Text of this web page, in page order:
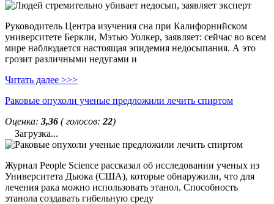
Руководитель Центра изучения сна при Калифорнийском
университете Беркли, Мэтью Уолкер, заявляет: сейчас во всем
мире наблюдается настоящая эпидемия недосыпания. А это
грозит различными недугами и
Читать далее >>>
Раковые опухоли ученые предложили лечить спиртом
Оценка: 3,36 ( голосов: 22)
Загрузка...
Журнал People Science рассказал об исследовании ученых из
Университета Дьюка (США), которые обнаружили, что для
лечения рака можно использовать этанол. Способность
этанола создавать гибельную среду